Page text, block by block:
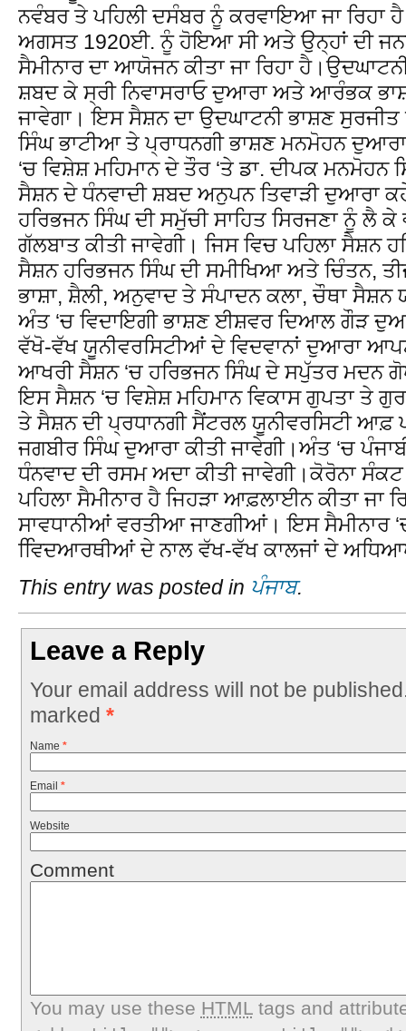
ਨਵੰਬਰ ਤੇ ਪਹਿਲੀ ਦਸੰਬਰ ਨੂੰ ਕਰਵਾਇਆ ਜਾ ਰਿਹਾ
ਅਗਸਤ 1920ਈ. ਨੂੰ ਹੋਇਆ ਸੀ ਅਤੇ ਉਨ੍ਹਾਂ ਦੀ
ਸੈਮੀਨਾਰ ਦਾ ਆਯੋਜਨ ਕੀਤਾ ਜਾ ਰਿਹਾ
ਸ਼ਬਦ ਕੇ ਸ੍ਰੀ ਨਿਵਾਸਰਾਓ ਦੁਆਰਾ ਅਤੇ ਆਰੰਭਕ
ਜਾਵੇਗਾ। ਇਸ ਸੈਸ਼ਨ ਦਾ ਉਦਘਾਟਨੀ ਭਾਸ਼ਣ
ਸਿੰਘ ਭਾਟੀਆ ਤੇ ਪ੍ਰਾਧਨਗੀ ਭਾਸ਼ਣ ਮਨਮੋਹਨ
‘ਚ ਵਿਸ਼ੇਸ਼ ਮਹਿਮਾਨ ਦੇ ਤੌਰ ‘ਤੇ ਡਾ. ਦੀਪਕ
ਸੈਸ਼ਨ ਦੇ ਧੰਨਵਾਦੀ ਸ਼ਬਦ ਅਨੁਪਨ ਤਿਵਾੜੀ ਦੁਆਰਾ
ਹਰਿਭਜਨ ਸਿੰਘ ਦੀ ਸਮੁੱਚੀ ਸਾਹਿਤ ਸਿਰਜਣਾ ਨੂੰ ਲੈ
ਗੱਲਬਾਤ ਕੀਤੀ ਜਾਵੇਗੀ। ਜਿਸ ਵਿਚ ਪਹਿਲਾ ਸੈਸ਼ਨ
ਸੈਸ਼ਨ ਹਰਿਭਜਨ ਸਿੰਘ ਦੀ ਸਮੀਖਿਆ ਅਤੇ ਚਿੰਤਨ,
ਭਾਸ਼ਾ, ਸ਼ੈਲੀ, ਅਨੁਵਾਦ ਤੇ ਸੰਪਾਦਨ ਕਲਾ, ਚੌਥਾ
ਅੰਤ ‘ਚ ਵਿਦਾਇਗੀ ਭਾਸ਼ਣ ਈਸ਼ਵਰ ਦਿਆਲ ਗੌੜ
ਵੱਖੋ-ਵੱਖ ਯੂਨੀਵਰਸਿਟੀਆਂ ਦੇ ਵਿਦਵਾਨਾਂ ਦੁਆਰਾ
ਆਖਰੀ ਸੈਸ਼ਨ ‘ਚ ਹਰਿਭਜਨ ਸਿੰਘ ਦੇ ਸਪੁੱਤਰ ਮਦਨ
ਇਸ ਸੈਸ਼ਨ ‘ਚ ਵਿਸ਼ੇਸ਼ ਮਹਿਮਾਨ ਵਿਕਾਸ ਗੁਪਤਾ ਤੇ
ਤੇ ਸੈਸ਼ਨ ਦੀ ਪ੍ਰਧਾਨਗੀ ਸੈਂਟਰਲ ਯੂਨੀਵਰਸਿਟੀ ਆਫ਼
ਜਗਬੀਰ ਸਿੰਘ ਦੁਆਰਾ ਕੀਤੀ ਜਾਵੇਗੀ।ਅੰਤ ‘ਚ
ਧੰਨਵਾਦ ਦੀ ਰਸਮ ਅਦਾ ਕੀਤੀ ਜਾਵੇਗੀ।ਕੋਰੋਨਾ
ਪਹਿਲਾ ਸੈਮੀਨਾਰ ਹੈ ਜਿਹੜਾ ਆਫ਼ਲਾਈਨ ਕੀਤਾ ਜਾ
ਸਾਵਧਾਨੀਆਂ ਵਰਤੀਆ ਜਾਣਗੀਆਂ। ਇਸ ਸੈਮੀਨਾਰ
ਵਿਿਦਆਰਥੀਆਂ ਦੇ ਨਾਲ ਵੱਖ-ਵੱਖ ਕਾਲਜਾਂ ਦੇ
This entry was posted in ਪੰਜਾਬ.
Leave a Reply
Your email address will not be
marked *
Name *
Email *
Website
Comment
You may use these HTMLtags and